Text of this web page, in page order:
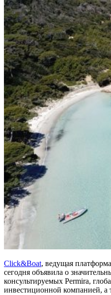
Click&Boat, ведущая
сегодня объявила о
консультируемых Permira,
инвестиционной компанией, а